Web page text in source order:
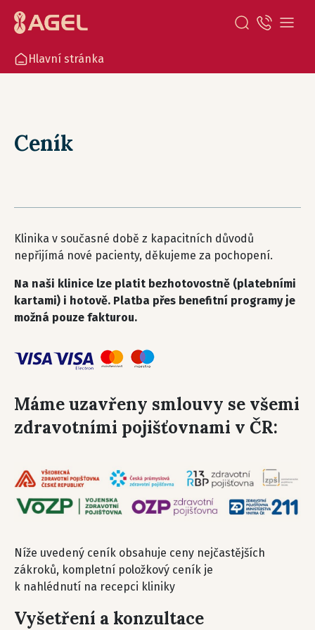
Hlavní stránka
Ceník
Klinika v současné době z kapacitních důvodů
nepřijímá nové pacienty, děkujeme za pochopení.
Na naši klinice lze platit bezhotovostně (platebními
kartami) i hotově. Platba přes benefitní programy je
možná pouze fakturou.
Máme uzavřeny smlouvy se všemi
zdravotními pojišťovnami v ČR:
Níže uvedený ceník obsahuje ceny nejčastějších
zákroků, kompletní položkový ceník je
k nahlédnutí na recepci kliniky
Vyšetření a konzultace